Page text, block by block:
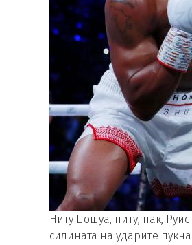
Ниту Џошуа, ниту, пак,
силината на ударите